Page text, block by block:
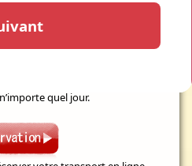
de nuit, sans restriction et
quel jour.